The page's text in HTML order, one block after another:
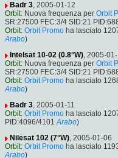
Badr 3, 2005-01-12
Orbit: Nuova frequenza per Orbit
SR:27500 FEC:3/4 SID:21
Orbit: Orbit Promo ha lasciato
Arabo)
Intelsat 10-02 (0.8°W), 2005-
Orbit: Nuova frequenza per Orbit
SR:27500 FEC:3/4 SID:21
Orbit: Orbit Promo ha lasciato
Arabo)
Badr 3, 2005-01-11
Orbit: Orbit Promo ha lasciato
PID:4096/4101 Arabo)
Nilesat 102 (7°W), 2005-01-06
Orbit: Orbit Promo ha lasciato
Arabo)